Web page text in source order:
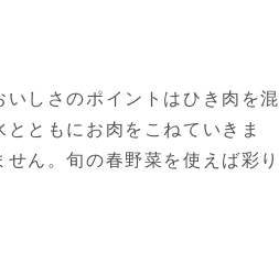
しさのポイントはひき肉を混
ともにお肉をこねていきま
ん。旬の春野菜を使えば彩り